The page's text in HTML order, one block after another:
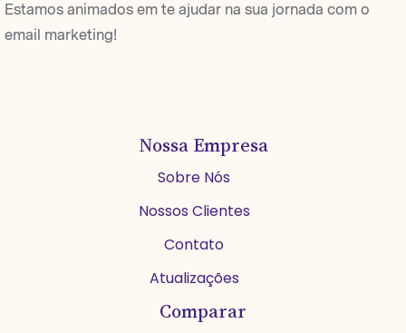
Estamos animados em te ajudar na sua jornada com o
email marketing!
Nossa Empresa
Sobre Nós
Nossos Clientes
Contato
Atualizações
Comparar